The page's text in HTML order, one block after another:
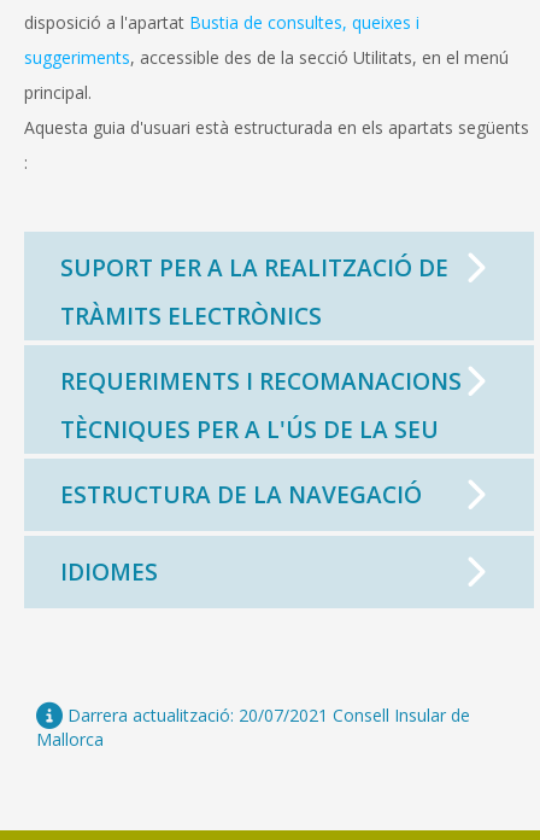
CONSELL DE MALLORCA
TRANSPARÈNCIA
disposició a l'apartat Bustia de consultes, queixes i
suggeriments, accessible des de la secció Utilitats, en el menú
principal.
Aquesta guia d'usuari està estructurada en els apartats següents
:
SUPORT PER A LA REALITZACIÓ DE
TRÀMITS ELECTRÒNICS
REQUERIMENTS I RECOMANACIONS
TÈCNIQUES PER A L'ÚS DE LA SEU
ESTRUCTURA DE LA NAVEGACIÓ
IDIOMES
Darrera actualització: 20/07/2021 Consell Insular de
Mallorca